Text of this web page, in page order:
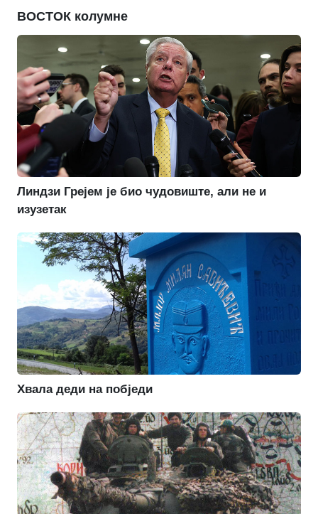
ВОСТОК колумне
Линдзи Грејем је био чудовиште, али не и
изузетак
Хвала деди на побједи